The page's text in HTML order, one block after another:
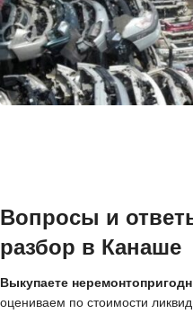
Вопросы и
разбор в Канаше
Выкупаете
оцениваем по стоимости